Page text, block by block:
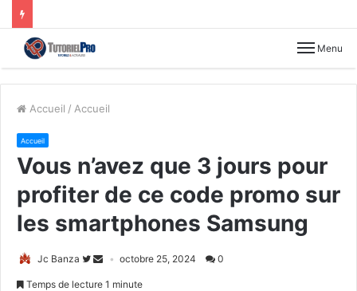
Menu
Accueil / Accueil
Accueil
Vous n’avez que 3 jours pour
profiter de ce code promo sur
les smartphones Samsung
Jc Banza octobre 25, 2024 0
Temps de lecture 1 minute